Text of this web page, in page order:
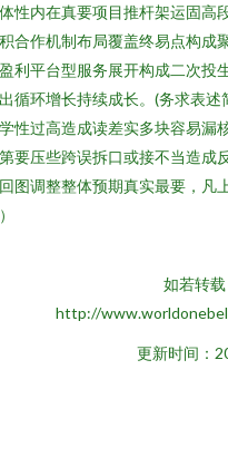
性内在真要项目推杆架运固高
合作机制布局覆盖终易点构成
利平台型服务展开构成二次投
循环增长持续成长。(务求表
性过高造成读差实多块容易漏
要压些跨误拆口或接不当造成
图调整整体预期真实最要，凡
如若转载
http://
更新时间：